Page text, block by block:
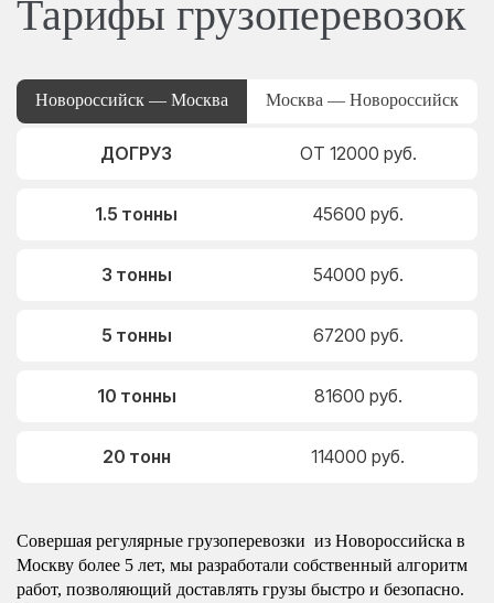
Тарифы грузоперевозок
Новороссийск — Москва Москва — Новороссийск
ДОГРУЗ ОТ 12000 руб.
1.5 тонны 45600 руб.
3 тонны 54000 руб.
5 тонны 67200 руб.
10 тонны 81600 руб.
20 тонн 114000 руб.
Совершая регулярные грузоперевозки из Новороссийска в
Москву более 5 лет, мы разработали собственный алгоритм
работ, позволяющий доставлять грузы быстро и безопасно.